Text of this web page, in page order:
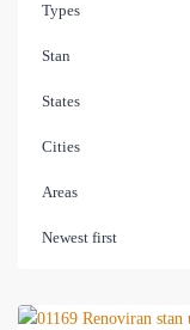
Types
Stan
States
Cities
Areas
Newest first